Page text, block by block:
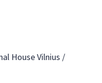
House Vilnius /